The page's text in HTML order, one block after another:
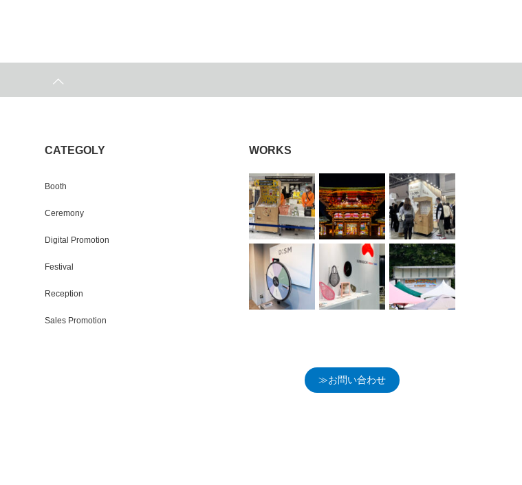
CATEGOLY
Booth
Ceremony
Digital Promotion
Festival
Reception
Sales Promotion
WORKS
≫お問い合わせ